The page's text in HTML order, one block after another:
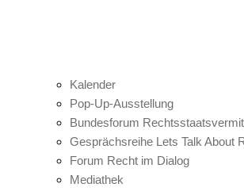
Kalender
Pop-Up-Ausstellung
Bundesforum
Gesprächsreihe Lets Talk About
Forum Recht im Dialog
Mediathek